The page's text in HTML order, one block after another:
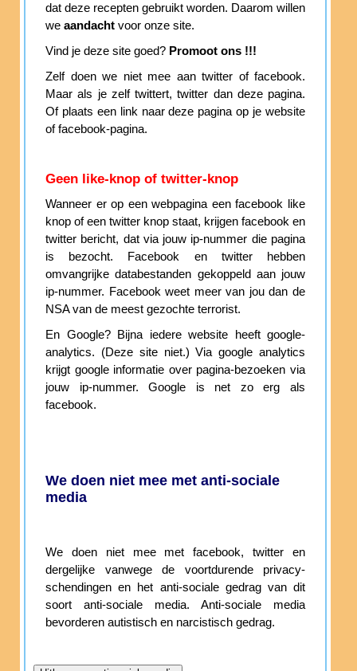
dat deze recepten gebruikt worden. Daarom willen
we aandacht voor onze site.
Vind je deze site goed? Promoot ons !!!
Zelf doen we niet mee aan twitter of facebook.
Maar als je zelf twittert, twitter dan deze pagina.
Of plaats een link naar deze pagina op je website
of facebook-pagina.
Geen like-knop of twitter-knop
Wanneer er op een webpagina een facebook like
knop of een twitter knop staat, krijgen facebook en
twitter bericht, dat via jouw ip-nummer die pagina
is bezocht. Facebook en twitter hebben
omvangrijke databestanden gekoppeld aan jouw
ip-nummer. Facebook weet meer van jou dan de
NSA van de meest gezochte terrorist.
En Google? Bijna iedere website heeft google-
analytics. (Deze site niet.) Via google analytics
krijgt google informatie over pagina-bezoeken via
jouw ip-nummer. Google is net zo erg als
facebook.
We doen niet mee met anti-sociale
media
We doen niet mee met facebook, twitter en
dergelijke vanwege de voortdurende privacy-
schendingen en het anti-sociale gedrag van dit
soort anti-sociale media. Anti-sociale media
bevorderen autistisch en narcistisch gedrag.